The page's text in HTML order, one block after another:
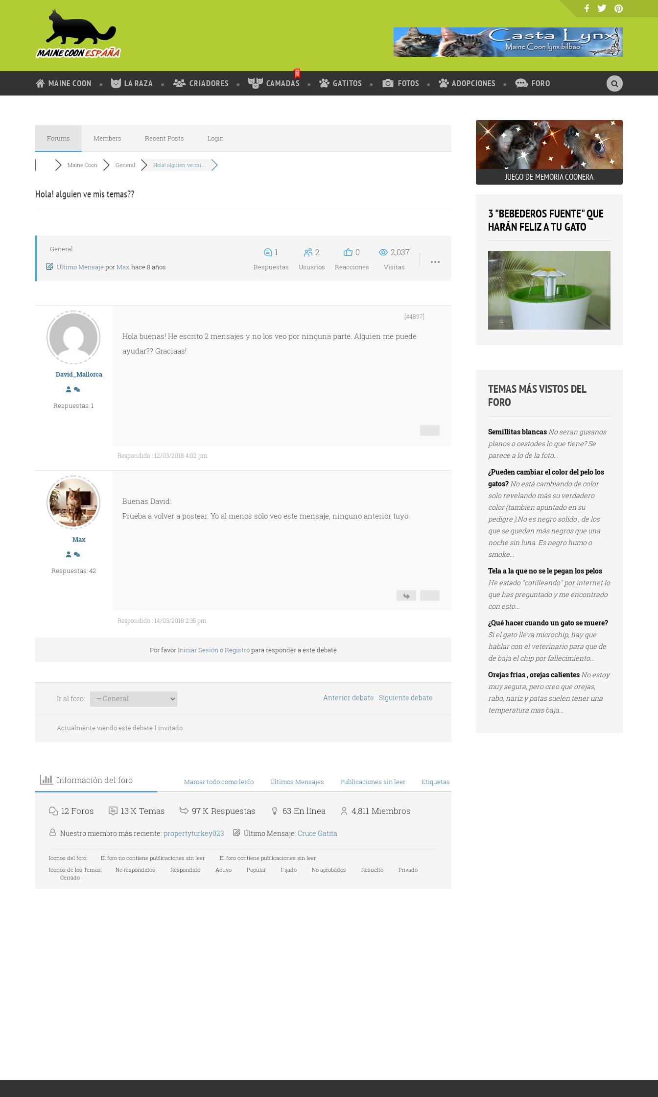
MAINE COON LA RAZA CRIADORES CAMADAS GATITOS FOTOS ADOPCIONES FORO
Forums Members Recent Posts Login
Maine Coon General Hola! alguien ve mi...
Hola! alguien ve mis temas??
General
Último MensajeporMaxhace 8 años
1
Respuestas
2
Usuarios
0
Reacciones
2,037
Visitas
David_Mallorca
Respuestas: 1
[#4897]
Hola buenas! He escrito 2 mensajes y no los veo por ninguna parte. Alguien me puede
ayudar?? Graciaas!
Respondido : 12/03/2018 4:02 pm
Max
Respuestas: 42
Buenas David:
Prueba a volver a postear. Yo al menos solo veo este mensaje, ninguno anterior tuyo.
Respondido : 14/03/2018 2:35 pm
Por favorIniciar SesiónoRegistropara responder a este debate
Ir al foro: Anterior debate Siguiente debate
Actualmente viendo este debate 1 invitado.
Información del foro Marcar todo como leído Últimos Mensajes Publicaciones sin leer Etiquetas
12 Foros 13 K Temas 97 K Respuestas 63 En línea 4,811 Miembros
Nuestro miembro más reciente: propertyturkey023 Último Mensaje: Cruce Gatita
Iconos del foro: El foro no contiene publicaciones sin leer
El foro contiene publicaciones sin leer
Iconos de los Temas:
No respondidos Respondido Activo Popular Fijado No aprobados Resuelto
Privado
Cerrado
JUEGO DE MEMORIA COONERA
3 "BEBEDEROS FUENTE" QUE
HARÁN FELIZ A TU GATO
TEMAS MÁS VISTOS DEL
FORO
Semillitas blancasNo seran gusanos
planos o cestodes lo que tiene? Se
parece a lo de la foto...
¿Pueden cambiar el color del pelo los
gatos?No está cambiando de color
solo revelando más su verdadero
color (tambien apuntado en su
pedigre ).No es negro solido , de los
que se quedan más negros que una
noche sin luna. Es negro humo o
smoke...
Tela a la que no se le pegan los pelos
He estado "cotilleando" por internet lo
que has preguntado y me encontrado
con esto...
¿Qué hacer cuando un gato se muere?
Si el gato lleva microchip, hay que
hablar con el veterinario para que de
de baja el chip por fallecimiento...
Orejas frías , orejas calientesNo estoy
muy segura, pero creo que orejas,
rabo, nariz y patas suelen tener una
temperatura mas baja...